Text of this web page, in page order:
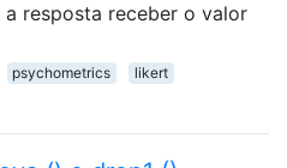
a resposta receber o valor
psychometrics
likert